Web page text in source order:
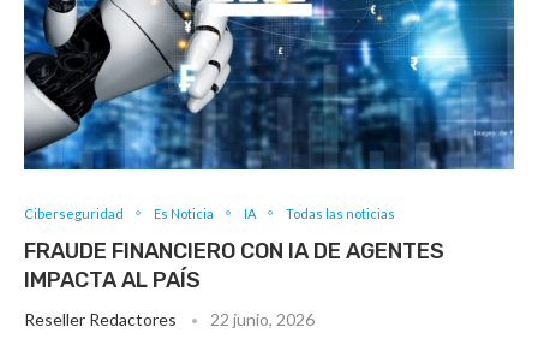
Ciberseguridad Es Noticia IA Todas las noticias
FRAUDE FINANCIERO CON IA DE AGENTES
IMPACTA AL PAÍS
Reseller Redactores 22 junio, 2026